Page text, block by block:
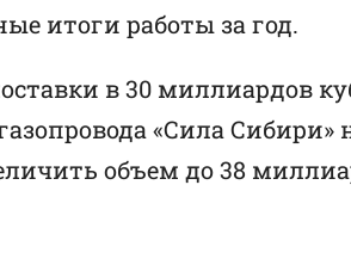
итоги работы за год.
в 30 миллиардов
«Сила Сибири»
объем до 38